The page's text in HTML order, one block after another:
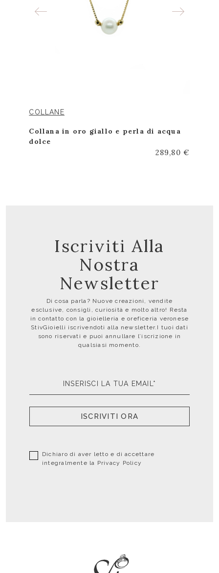
COLLANE
Collana in oro giallo e perla di acqua
dolce
289,80 €
Iscriviti Alla
Nostra
Newsletter
Di cosa parla? Nuove creazioni, vendite
esclusive, consigli, curiosità e molto altro! Resta
in contatto con la gioielleria e oreficeria veronese
StivGioielli iscrivendoti alla newsletter.I tuoi dati
sono riservati e puoi annullare l’iscrizione in
qualsiasi momento.
ISCRIVITI ORA
Dichiaro di aver letto e di accettare
integralmente la Privacy Policy